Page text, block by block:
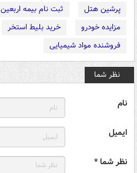
پرشین هتل
ثبت نام بیمه اربعین
مزایده خودرو
خرید بلیط استخر
فروشنده مواد شیمیایی
نظر شما
نام
ایمیل
نظر شما *